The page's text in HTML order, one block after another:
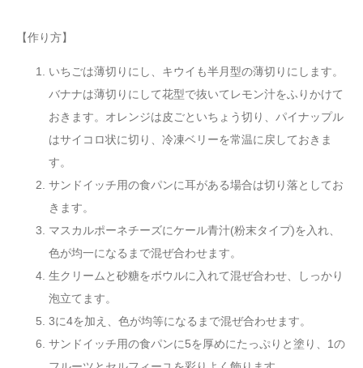
【作り方】
いちごは薄切りにし、キウイも半月型の薄切りにします。
バナナは薄切りにして花型で抜いてレモン汁をふりかけて
おきます。オレンジは皮ごといちょう切り、パイナップル
はサイコロ状に切り、冷凍ベリーを常温に戻しておきま
す。
サンドイッチ用の食パンに耳がある場合は切り落としてお
きます。
マスカルポーネチーズにケール青汁(粉末タイプ)を入れ、
色が均一になるまで混ぜ合わせます。
生クリームと砂糖をボウルに入れて混ぜ合わせ、しっかり
泡立てます。
3に4を加え、色が均等になるまで混ぜ合わせます。
サンドイッチ用の食パンに5を厚めにたっぷりと塗り、1の